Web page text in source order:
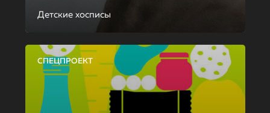
Детские хосписы
СПЕЦПРОЕКТ